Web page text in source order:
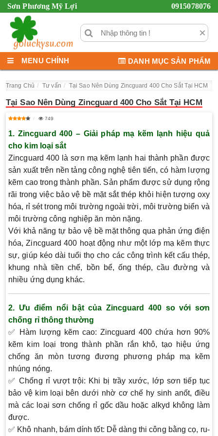
Sơn Phương Mỹ Lợi 0915078076
×
MENU CHÍNH DANH MỤC SẢN PHẨM
Trang Chủ Tư vấn Tại Sao Nên Dùng Zincguard 400 Cho Sắt Tại HCM
Tại Sao Nên Dùng Zincguard 400 Cho Sắt Tại HCM
749
1. Zincguard 400 – Giải pháp mạ kẽm lạnh hiệu quả
cho kim loại sắt
Zincguard 400 là sơn mạ kẽm lạnh hai thành phần được
sản xuất trên nền tảng công nghệ tiên tiến, có hàm lượng
kẽm cao trong thành phần. Sản phẩm được sử dụng rộng
rãi trong việc bảo vệ bề mặt sắt thép khỏi hiện tượng oxy
hóa, rỉ sét trong môi trường ngoài trời, môi trường biển và
môi trường công nghiệp ăn mòn nặng.
Với khả năng tự bảo vệ bề mặt thông qua phản ứng điện
hóa, Zincguard 400 hoạt động như một lớp mạ kẽm thực
sự, giúp kéo dài tuổi thọ cho các công trình kết cấu thép,
khung nhà tiền chế, bồn bể, ống thép, cầu đường và
nhiều ứng dụng khác.
2. Ưu điểm nổi bật của Zincguard 400 so với sơn
chống rỉ thông thường
✅
Hàm lượng kẽm cao: Zincguard 400 chứa hơn 90%
kẽm kim loại trong thành phần rắn khô, tạo hiệu ứng
chống ăn mòn tương đương phương pháp mạ kẽm
nhúng nóng.
✅Chống rỉ vượt trội: Khi bị trầy xước, lớp sơn tiếp tục
bảo vệ kim loại bên dưới nhờ cơ chế hy sinh anốt, điều
mà các loại sơn chống rỉ gốc dầu hoặc alkyd không làm
được.
✅ Khô nhanh, bám dính tốt: Dễ dàng thi công bằng cọ, ru-